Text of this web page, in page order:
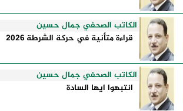
الكاتب الصحفي جمال حسين
قراءة متأنية في حركة الشرطة 2026
الكاتب الصحفي جمال حسين
انتبهوا ايها السادة